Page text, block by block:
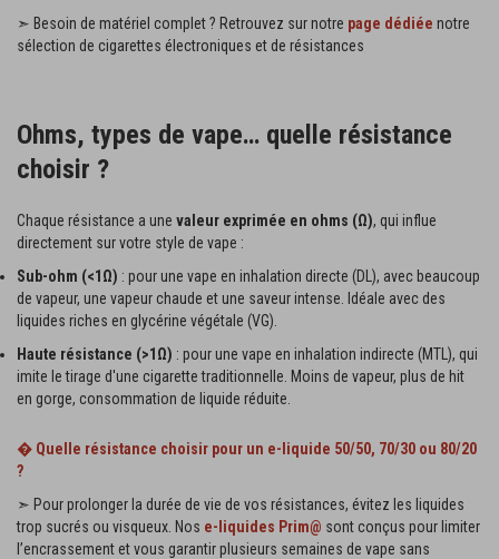
➣ Besoin de matériel complet ? Retrouvez sur notre page dédiée notre
sélection de cigarettes électroniques et de résistances
Ohms, types de vape… quelle résistance
choisir ?
Chaque résistance a une valeur exprimée en ohms (Ω), qui influe
directement sur votre style de vape :
Sub-ohm (<1Ω) : pour une vape en inhalation directe (DL), avec beaucoup
de vapeur, une vapeur chaude et une saveur intense. Idéale avec des
liquides riches en glycérine végétale (VG).
Haute résistance (>1Ω) : pour une vape en inhalation indirecte (MTL), qui
imite le tirage d'une cigarette traditionnelle. Moins de vapeur, plus de hit
en gorge, consommation de liquide réduite.
� Quelle résistance choisir pour un e-liquide 50/50, 70/30 ou 80/20
?
➣ Pour prolonger la durée de vie de vos résistances, évitez les liquides
trop sucrés ou visqueux. Nos e-liquides Prim@ sont conçus pour limiter
l’encrassement et vous garantir plusieurs semaines de vape sans